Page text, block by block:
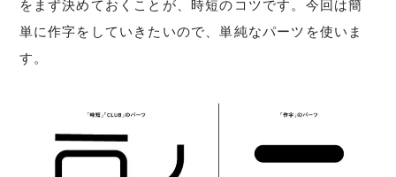
をまず決めておくことが、時短のコツです。今回は簡
単に作字をしていきたいので、単純なパーツを使いま
す。